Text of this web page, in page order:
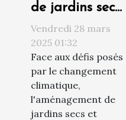
de jardins secs
et durables
choix de
plantes et
techniques de
conservation
de l'eau
Vendredi 28 mars
2025 01:32
Face aux défis posés
par le changement
climatique,
l'aménagement de
jardins secs et